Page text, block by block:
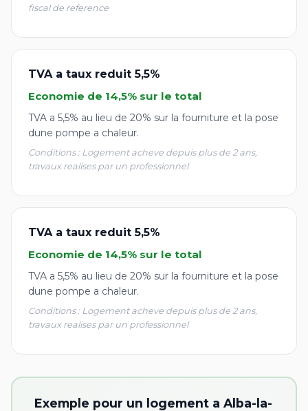
fiscal de reference
TVA a taux reduit 5,5%
Economie de 14,5% sur le total
TVA a 5,5% au lieu de 20% sur la fourniture et la pose
dune pompe a chaleur.
Conditions : Logement acheve depuis plus de 2 ans,
travaux realises par un professionnel
TVA a taux reduit 5,5%
Economie de 14,5% sur le total
TVA a 5,5% au lieu de 20% sur la fourniture et la pose
dune pompe a chaleur.
Conditions : Logement acheve depuis plus de 2 ans,
travaux realises par un professionnel
Exemple pour un logement a Alba-la-